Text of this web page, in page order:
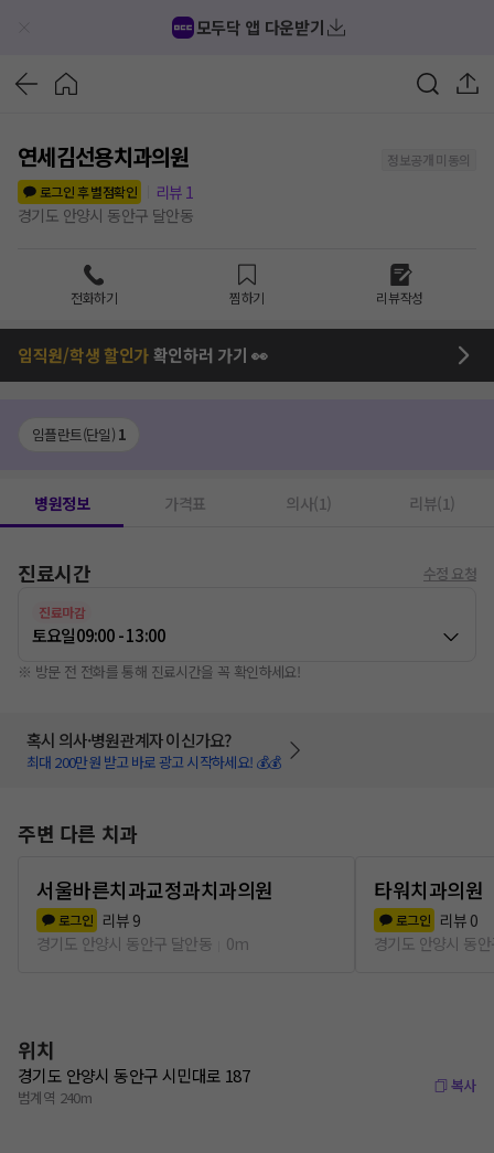
모두닥 앱 다운받기
연세김선용치과의원
정보공개 미동의
로그인 후 별점확인
리뷰 1
경기도 안양시 동안구 달안동
전화하기 찜하기 리뷰작성
임직원/학생 할인가확인하러 가기 👀
임플란트(단일) 1
병원정보 가격표 의사(1) 리뷰(1)
진료시간 수정 요청
진료마감
토요일09:00 - 13:00
※ 방문 전 전화를 통해 진료시간을 꼭 확인하세요!
혹시 의사·병원관계자 이신가요?
최대 200만원 받고 바로 광고 시작하세요! 💰💰
주변 다른 치과
서울바른치과교정과치과의원
로그인 리뷰 9
경기도 안양시 동안구 달안동
0m
타워치과의원
로그인 리뷰 0
경기도 안양시 동
위치
경기도 안양시 동안구 시민대로 187
범계역 240m
복사